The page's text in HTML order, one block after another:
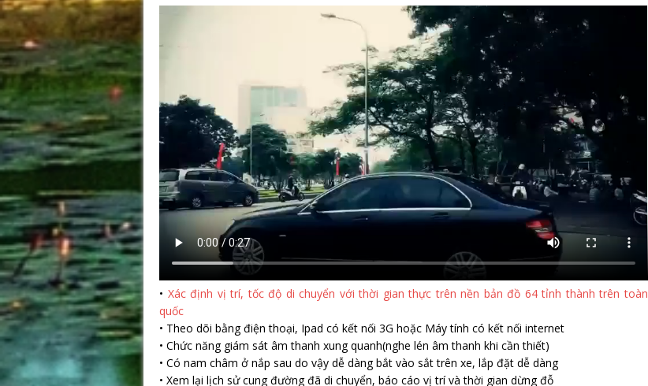
• Xác định vị trí, tốc độ di chuyển với thời gian thực trên nền bản đồ 64 tỉnh thành trên toàn
quốc
• Theo dõi bằng điện thoại, Ipad có kết nối 3G hoặc Máy tính có kết nối internet
• Chức năng giám sát âm thanh xung quanh(nghe lén âm thanh khi cần thiết)
• Có nam châm ở nắp sau do vậy dễ dàng bắt vào sắt trên xe, lắp đặt dễ dàng
• Xem lại lịch sử cung đường đã di chuyển, báo cáo vị trí và thời gian dừng đỗ